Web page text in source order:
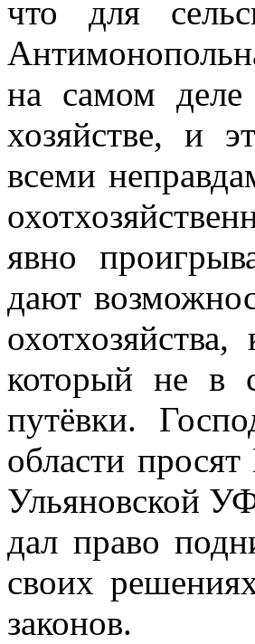
что для
на самом
хозяйстве, и
всеми
явно
дают
который не в
путёвки.
области просят
Ульяновской
дал право
своих
законов.